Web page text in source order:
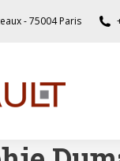
- 75004 Paris